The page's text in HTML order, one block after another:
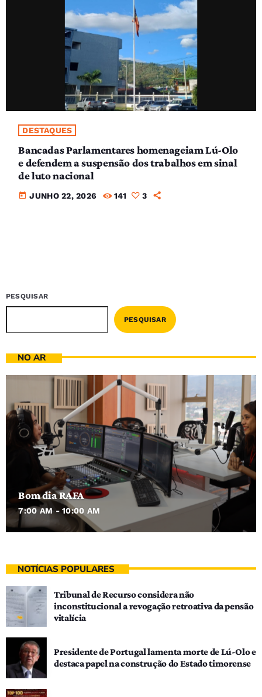
DESTAQUES
Bancadas Parlamentares homenageiam Lú-Olo
e defendem a suspensão dos trabalhos em sinal
de luto nacional
today JUNHO 22, 2026 141 3
PESQUISAR
PESQUISAR
NO AR
Bom dia RAFA
7:00 AM - 10:00 AM
NOTÍCIAS POPULARES
Tribunal de Recurso considera não
inconstitucional a revogação retroativa da pensão
vitalícia
Presidente de Portugal lamenta morte de Lú-Olo e
destaca papel na construção do Estado timorense